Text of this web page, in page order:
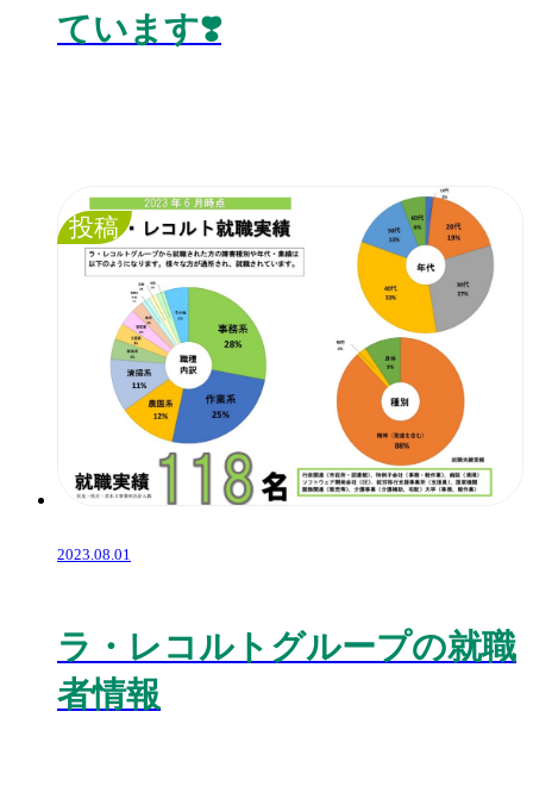
ています❣️
投稿
2023.08.01
ラ・レコルトグループの就職
者情報